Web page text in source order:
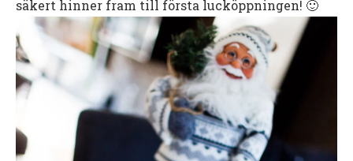
säkert hinner fram till första lucköppningen! 🙂